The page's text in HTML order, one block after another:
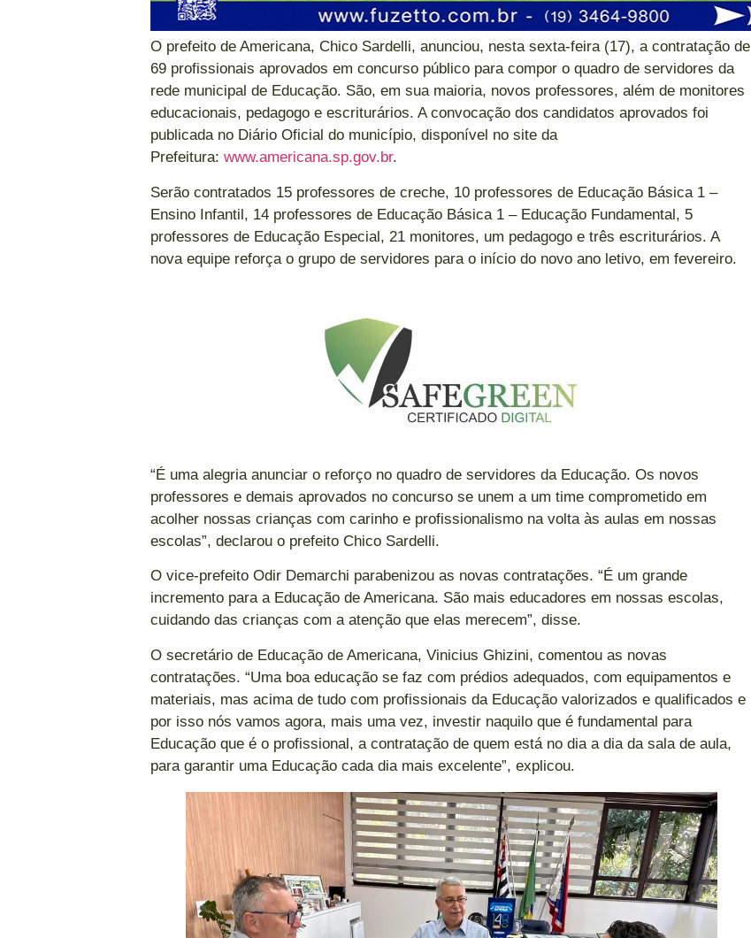
O prefeito de Americana, Chico Sardelli, anunciou, nesta sexta-feira (17), a contratação de
69 profissionais aprovados em concurso público para compor o quadro de servidores da
rede municipal de Educação. São, em sua maioria, novos professores, além de monitores
educacionais, pedagogo e escriturários. A convocação dos candidatos aprovados foi
publicada no Diário Oficial do município, disponível no site da
Prefeitura: www.americana.sp.gov.br.
Serão contratados 15 professores de creche, 10 professores de Educação Básica 1 –
Ensino Infantil, 14 professores de Educação Básica 1 – Educação Fundamental, 5
professores de Educação Especial, 21 monitores, um pedagogo e três escriturários. A
nova equipe reforça o grupo de servidores para o início do novo ano letivo, em fevereiro.
“É uma alegria anunciar o reforço no quadro de servidores da Educação. Os novos
professores e demais aprovados no concurso se unem a um time comprometido em
acolher nossas crianças com carinho e profissionalismo na volta às aulas em nossas
escolas”, declarou o prefeito Chico Sardelli.
O vice-prefeito Odir Demarchi parabenizou as novas contratações. “É um grande
incremento para a Educação de Americana. São mais educadores em nossas escolas,
cuidando das crianças com a atenção que elas merecem”, disse.
O secretário de Educação de Americana, Vinicius Ghizini, comentou as novas
contratações. “Uma boa educação se faz com prédios adequados, com equipamentos e
materiais, mas acima de tudo com profissionais da Educação valorizados e qualificados e
por isso nós vamos agora, mais uma vez, investir naquilo que é fundamental para
Educação que é o profissional, a contratação de quem está no dia a dia da sala de aula,
para garantir uma Educação cada dia mais excelente”, explicou.